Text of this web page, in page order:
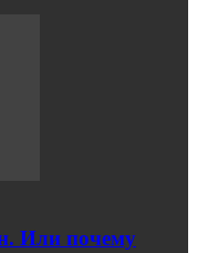
Или почему